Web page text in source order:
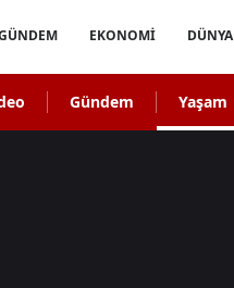
EKONOMİ DÜNYA
Gündem Yaşam